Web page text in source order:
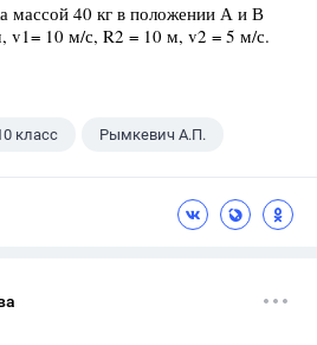
массой 40 кг в положении А и В
v1= 10 м/с, R2 = 10 м, v2 = 5 м/с.
класс Рымкевич А.П.